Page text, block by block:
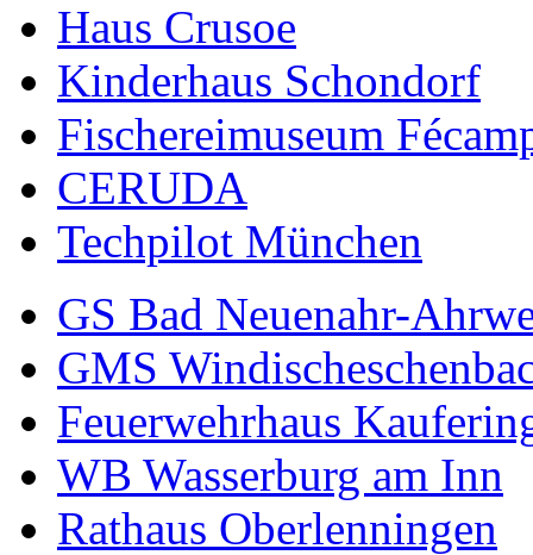
Haus Crusoe
Kinderhaus Schondorf
Fischereimuseum
CERUDA
Techpilot München
GS Bad Neuenahr-
GMS
Feuerwehrhaus
WB Wasserburg am Inn
Rathaus Oberlenningen